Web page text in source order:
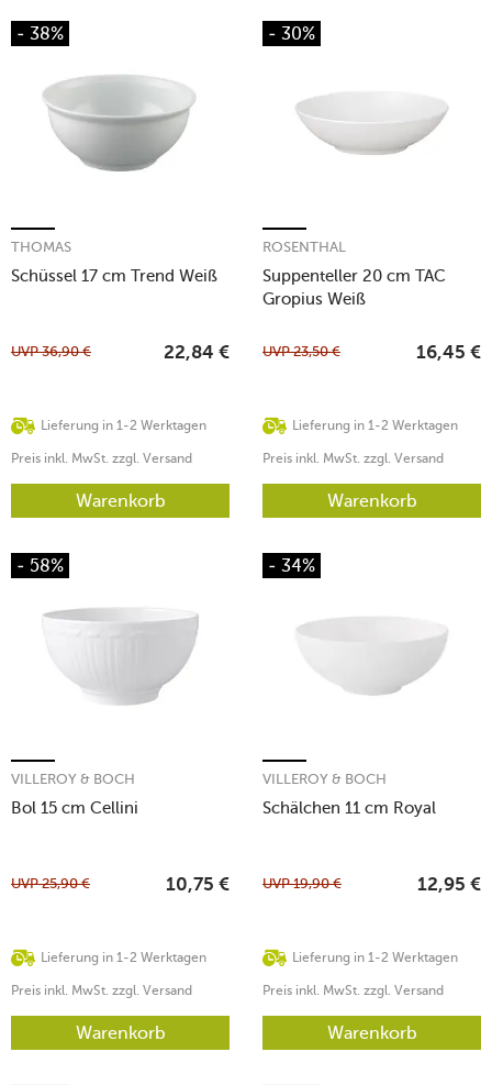
- 38%
Schüssel 17 cm Trend Weiß
THOMAS
Lieferung in 1-2 Werktagen
UVP36,90 € 22,84 €
Preis inkl. MwSt. zzgl. Versand
Warenkorb
- 30%
Suppenteller 20 cm TAC
Gropius Weiß
ROSENTHAL
Lieferung in 1-2 Werktagen
UVP23,50 € 16,45 €
Preis inkl. MwSt. zzgl. Versand
Warenkorb
- 58%
Bol 15 cm Cellini
VILLEROY & BOCH
Lieferung in 1-2 Werktagen
UVP25,90 € 10,75 €
Preis inkl. MwSt. zzgl. Versand
Warenkorb
- 34%
Schälchen 11 cm Royal
VILLEROY & BOCH
Lieferung in 1-2 Werktagen
UVP19,90 € 12,95 €
Preis inkl. MwSt. zzgl. Versand
Warenkorb